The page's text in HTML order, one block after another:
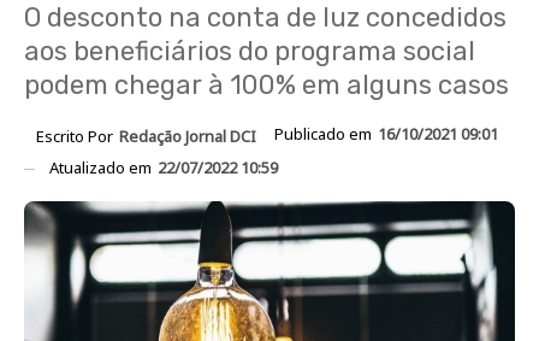
O desconto na conta de luz concedidos
aos beneficiários do programa social
podem chegar à 100% em alguns casos
Escrito Por Redação Jornal DCI Publicado em 16/10/2021 09:01
Atualizado em 22/07/2022 10:59